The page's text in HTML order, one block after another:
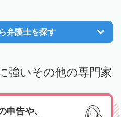
弁護士を探す
強いその他の専門家
申告や、